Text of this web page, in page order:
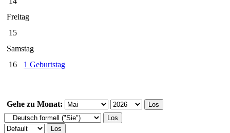
Freitag
15
Samstag
16
1 Geburtstag
Gehe zu Monat: